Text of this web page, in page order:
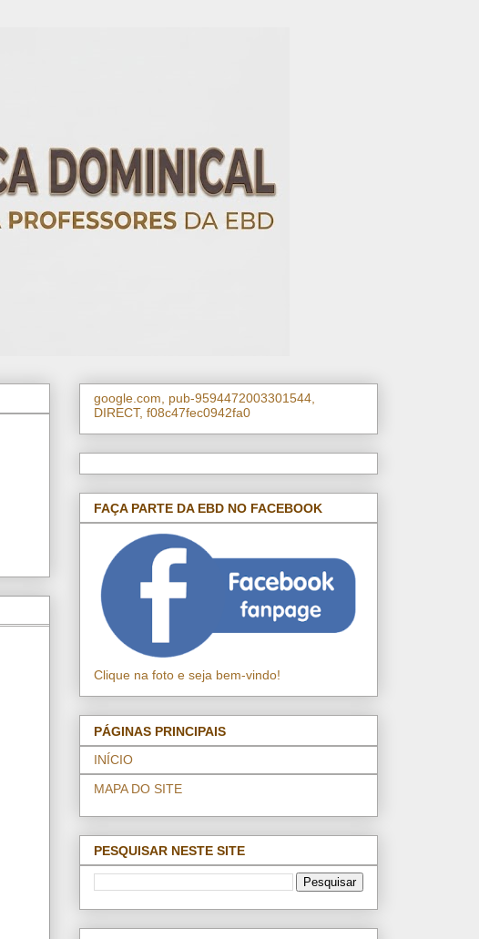
google.com, pub-9594472003301544,
DIRECT, f08c47fec0942fa0
FAÇA PARTE DA EBD NO FACEBOOK
Clique na foto e seja bem-vindo!
PÁGINAS PRINCIPAIS
INÍCIO
MAPA DO SITE
PESQUISAR NESTE SITE